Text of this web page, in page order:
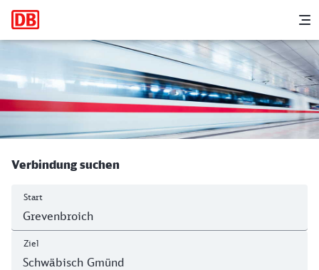
Hauptnavigation
Grevenbroich - Schwäbisch Gmünd
Verbindung suchen
Start
Ziel